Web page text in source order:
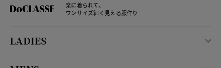
楽に着られて、
ワンサイズ細く見える服作り
LADIES